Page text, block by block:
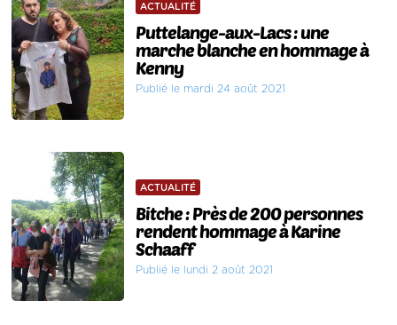
ACTUALITÉ
Puttelange-aux-Lacs : une
marche blanche en hommage à
Kenny
Publié le mardi 24 août 2021
ACTUALITÉ
Bitche : Près de 200 personnes
rendent hommage à Karine
Schaaff
Publié le lundi 2 août 2021